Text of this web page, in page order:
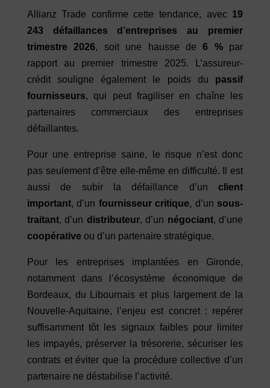
Allianz Trade confirme cette tendance, avec 19
243 défaillances d’entreprises au premier
trimestre 2026, soit une hausse de6 %par
rapport au premier trimestre 2025. L’assureur-
crédit souligne également le poids du passif
fournisseurs, qui peut fragiliser en chaîne les
partenaires commerciaux des entreprises
défaillantes.
Pour une entreprise saine, le risque n’est donc
pas seulement d’être elle-même en difficulté. Il est
aussi de subir la défaillance d’unclient
important, d’un fournisseur critique, d’un sous-
traitant, d’un distributeur, d’un négociant, d’une
coopérative ou d’un partenaire stratégique.
Pour les entreprises implantées en Gironde,
notamment dans l’écosystème économique de
Bordeaux, du Libournais et plus largement de la
Nouvelle-Aquitaine, l’enjeu est concret : repérer
suffisamment tôt les signaux faibles pour limiter
les impayés, préserver la trésorerie, sécuriser les
contrats et éviter que la procédure collective d’un
partenaire ne déstabilise l’activité.